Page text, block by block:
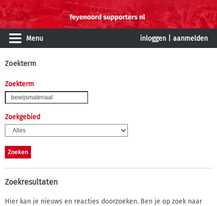
Menu inloggen aanmelden
Zoekterm
Zoekterm
Zoekgebied
Zoekresultaten
Hier kan je nieuws en reacties doorzoeken. Ben je op zoek naar